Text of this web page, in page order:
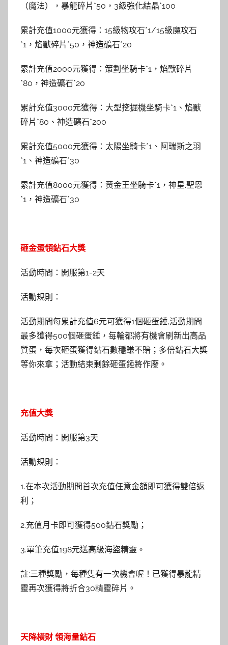
（魔法），暴龍碎片*50，3級強化結晶*100
累計充值1000元獲得：15級物攻石*1/15級魔攻石
*1，焰獸碎片*50，神造礦石*20
累計充值2000元獲得：策劃坐騎卡*1，焰獸碎片
*80，神造礦石*20
累計充值3000元獲得：大型挖掘機坐騎卡*1、焰獸
碎片*80、神造礦石*200
累計充值5000元獲得：太陽坐騎卡*1、阿瑞斯之羽
*1、神造礦石*30
累計充值8000元獲得：黃金王坐騎卡*1，神星.聖恩
*1，神造礦石*30
砸金蛋領鉆石大獎
活動時間：開服第1-2天
活動規則：
活動期間每累計充值6元可獲得1個砸蛋錘,活動期間
最多獲得500個砸蛋錘，每輪都將有機會刷新出高品
質蛋，每次砸蛋獲得鉆石數穩賺不賠；多倍鉆石大獎
等你來拿；活動結束剩餘砸蛋錘將作廢。
充值大獎
活動時間：開服第3天
活動規則：
1.在本次活動期間首次充值任意金額即可獲得雙倍返
利；
2.充值月卡即可獲得500鉆石獎勵；
3.單筆充值198元送高級海盜精靈。
註:三種獎勵，每種隻有一次機會喔！已獲得暴龍精
靈再次獲得將折合30精靈碎片。
天降橫財 領海量鉆石